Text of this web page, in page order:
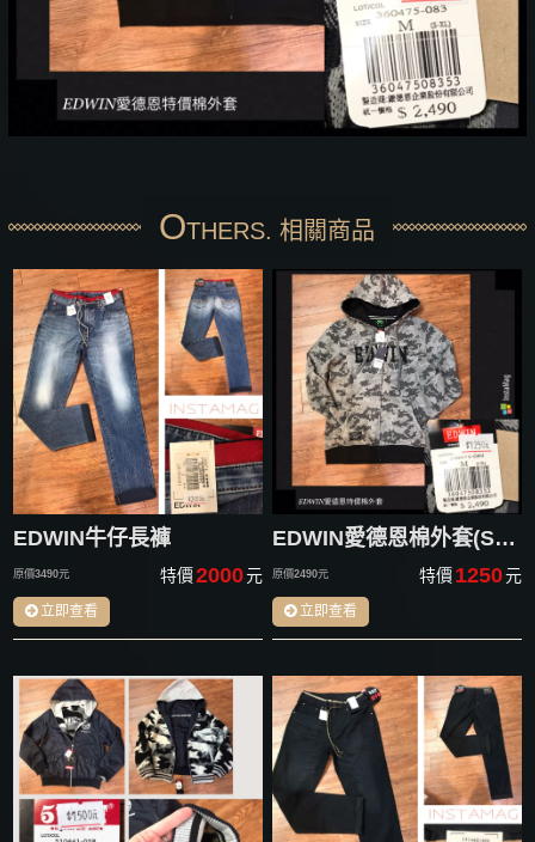
OTHERS. 相關商品
EDWIN牛仔長褲
原價3490元 特價2000元
立即查看
EDWIN愛德恩棉外套(S-XL)
原價2490元 特價 1250元
立即查看